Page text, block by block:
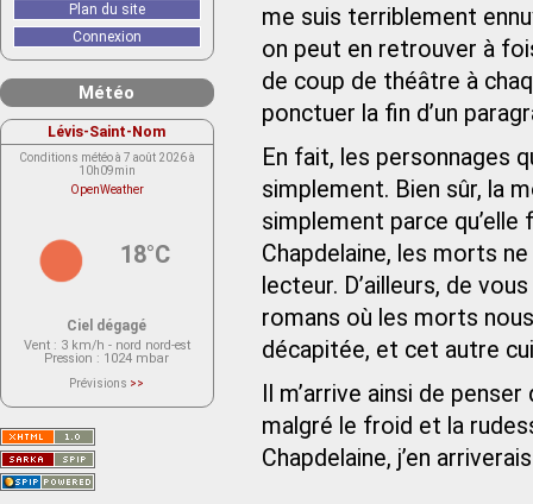
me suis terriblement
on peut en retrouver à
de coup de théâtre à
ponctuer la fin d’un
En fait, les personnages
simplement. Bien sûr, la
simplement parce
Chapdelaine, les morts
lecteur. D’ailleurs, de
romans où les morts
décapitée, et cet autre
Il m’arrive ainsi de
malgré le froid et la
Chapdelaine, j’en
Plan du site
Connexion
Météo
Lévis-Saint-Nom
Conditions météo à 7 août 2026 à
10h09min
OpenWeather
18°C
Ciel dégagé
Vent : 3 km/h - nord nord-est
Pression : 1024 mbar
Prévisions >>
actuellement aucune prévision
Saint-Nom.
Veuillez consulter le message du
service ci-dessous.
(401 - Invalid API key. Please see
https://openweathermap.org/faq#error401